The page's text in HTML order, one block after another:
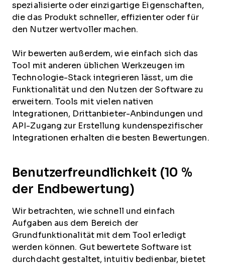
spezialisierte oder einzigartige Eigenschaften,
die das Produkt schneller, effizienter oder für
den Nutzer wertvoller machen.
Wir bewerten außerdem, wie einfach sich das
Tool mit anderen üblichen Werkzeugen im
Technologie-Stack integrieren lässt, um die
Funktionalität und den Nutzen der Software zu
erweitern. Tools mit vielen nativen
Integrationen, Drittanbieter-Anbindungen und
API-Zugang zur Erstellung kundenspezifischer
Integrationen erhalten die besten Bewertungen.
Benutzerfreundlichkeit (10 %
der Endbewertung)
Wir betrachten, wie schnell und einfach
Aufgaben aus dem Bereich der
Grundfunktionalität mit dem Tool erledigt
werden können. Gut bewertete Software ist
durchdacht gestaltet, intuitiv bedienbar, bietet